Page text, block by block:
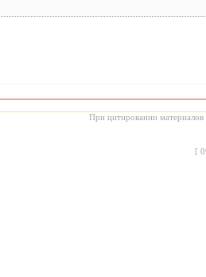
При цитировании материалов
[